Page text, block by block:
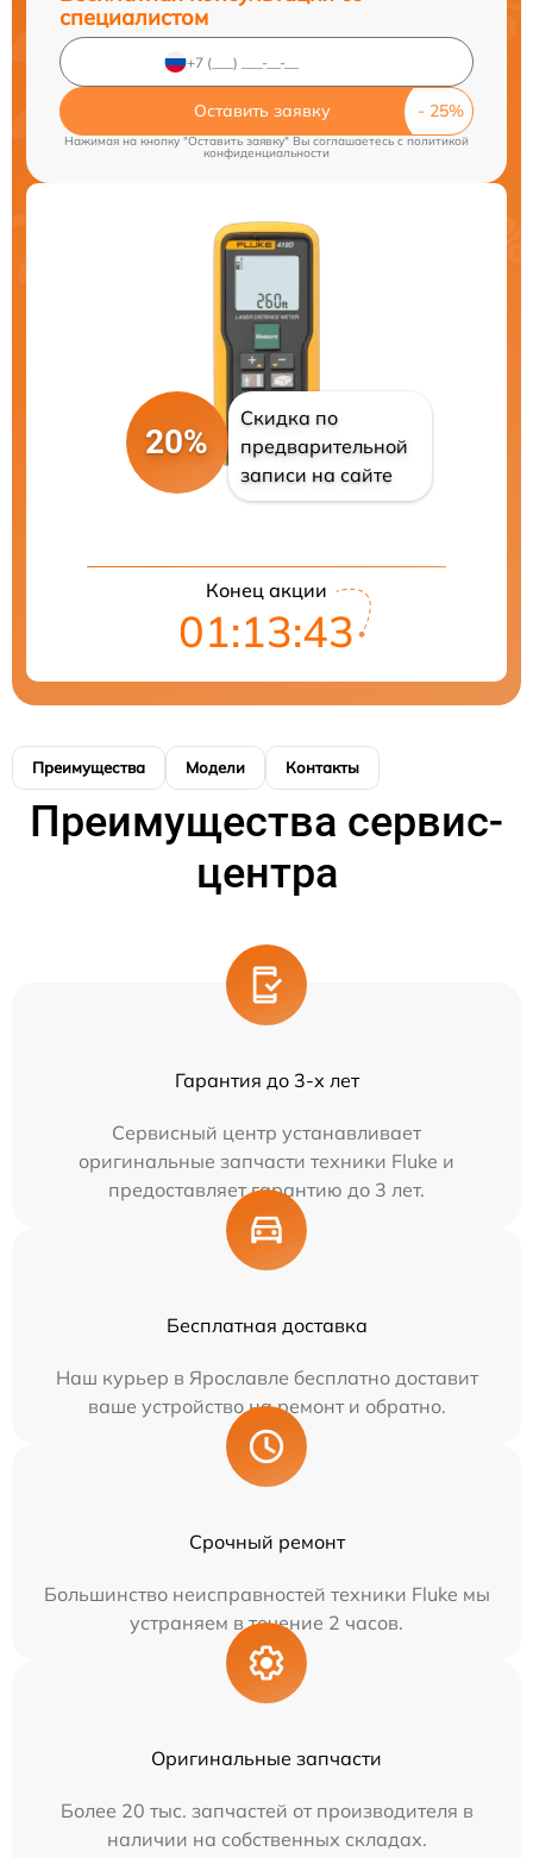
специалистом
Оставить заявку
Нажимая на кнопку "Оставить заявку" Вы соглашаетесь cполитикой
конфиденциальности
20%
Скидка по
предварительной
записи на сайте
Конец акции
01:13:43
Преимущества Модели Контакты
Преимущества сервис-
центра
Гарантия до 3-х лет
Сервисный центр устанавливает
оригинальные запчасти техники Fluke и
предоставляет гарантию до 3 лет.
Бесплатная доставка
Наш курьер в Ярославле бесплатно доставит
ваше устройство на ремонт и обратно.
Срочный ремонт
Большинство неисправностей техники Fluke мы
устраняем в течение 2 часов.
Оригинальные запчасти
Более 20 тыс. запчастей от производителя в
наличии на собственных складах.